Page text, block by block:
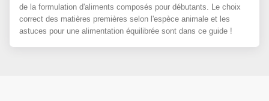
de la formulation d'aliments composés pour débutants. Le choix
correct des matières premières selon l'espèce animale et les
astuces pour une alimentation équilibrée sont dans ce guide !